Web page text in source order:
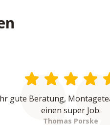
gute Beratung,
einen super Job.
Thomas Porske